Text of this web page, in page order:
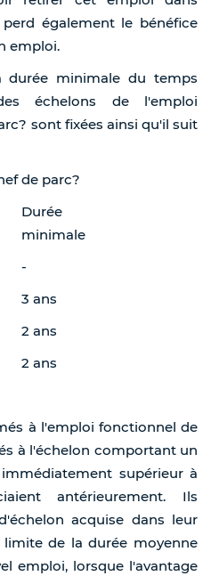
également le bénéfice
emploi.
durée minimale du temps
échelons de l'emploi
sont fixées ainsi qu'il suit
de parc?
Durée
minimale
-
3 ans
2 ans
2 ans
à l'emploi fonctionnel de
à l'échelon comportant un
supérieur à
antérieurement. Ils
acquise dans leur
de la durée moyenne
emploi, lorsque l'avantage